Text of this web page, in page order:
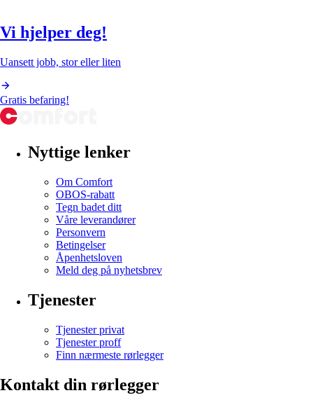
Vi hjelper deg!
Uansett jobb, stor eller liten
Gratis befaring!
Nyttige lenker
Om Comfort
OBOS-rabatt
Tegn badet ditt
Våre leverandører
Personvern
Betingelser
Åpenhetsloven
Meld deg på nyhetsbrev
Tjenester
Tjenester privat
Tjenester proff
Finn nærmeste rørlegger
Kontakt din rørlegger